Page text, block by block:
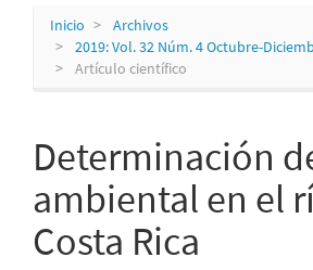
Inicio
Archivos
2019: Vol. 32 Núm. 4 Octubre-
Artículo científico
Determinación
ambiental en el
Costa Rica